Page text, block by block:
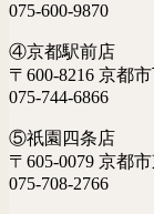
075-600-9870
④京都駅前店
〒600-8216 京都
075-744-6866
⑤祇園四条店
〒605-0079 京都
075-708-2766